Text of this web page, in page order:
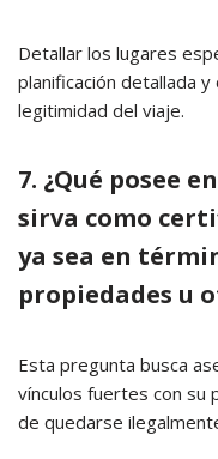
Detallar los lugares
planificación detallada
legitimidad del viaje.
7. ¿Qué posee
sirva como
ya sea en
propiedades u
Esta pregunta busca
vínculos fuertes con su
de quedarse